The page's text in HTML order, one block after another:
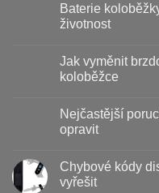
Baterie
životnost
textu
s
koloběžky
kdy
jak
prodloužit
životnost
Jak vyměnit
koloběžce
u
textu
s
vyměnit
brzdové
destičky
Nejčastější
opravit
u
textu
s
Chybové kódy
vyřešit